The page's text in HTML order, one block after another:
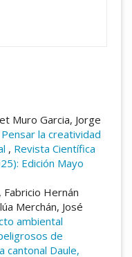
Muro Garcia, Jorge
Pensar la creatividad
, Revista Científica
Edición Mayo
Fabricio Hernán
Merchán, José
ambiental
de
cantonal Daule,